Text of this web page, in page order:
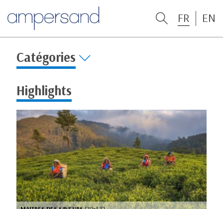
FR EN
Catégories
Highlights